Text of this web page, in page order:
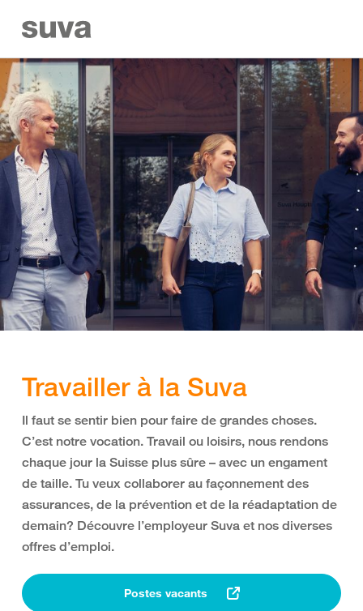
Travailler à la Suva
Il faut se sentir bien pour faire de grandes choses.
C’est notre vocation. Travail ou loisirs, nous rendons
chaque jour la Suisse plus sûre – avec un engament
de taille. Tu veux collaborer au façonnement des
assurances, de la prévention et de la réadaptation de
demain? Découvre l’employeur Suva et nos diverses
offres d’emploi.
Postes vacants